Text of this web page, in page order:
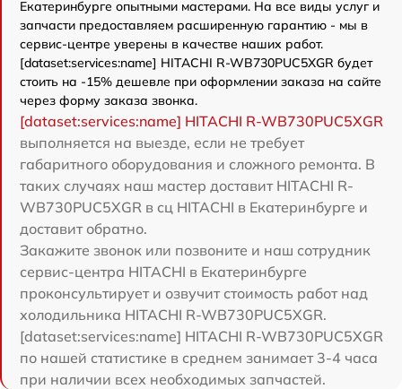
Екатеринбурге опытными мастерами. На все виды услуг и
запчасти предоставляем расширенную гарантию - мы в
сервис-центре уверены в качестве наших работ.
[dataset:services:name] HITACHI R-WB730PUC5XGR будет
стоить на -15% дешевле при оформлении заказа на сайте
через форму заказа звонка.
[dataset:services:name] HITACHI R-WB730PUC5XGR
выполняется на выезде, если не требует
габаритного оборудования и сложного ремонта. В
таких случаях наш мастер доставит HITACHI R-
WB730PUC5XGR в сц HITACHI в Екатеринбурге и
доставит обратно.
Закажите звонок или позвоните и наш сотрудник
сервис-центра HITACHI в Екатеринбурге
проконсультирует и озвучит стоимость работ над
холодильника HITACHI R-WB730PUC5XGR.
[dataset:services:name] HITACHI R-WB730PUC5XGR
по нашей статистике в среднем занимает 3-4 часа
при наличии всех необходимых запчастей.